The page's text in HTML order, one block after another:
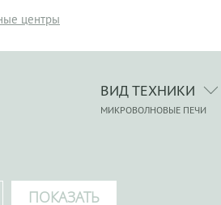
центры
ВИД ТЕХНИКИ
МИКРОВОЛНОВЫЕ ПЕЧИ